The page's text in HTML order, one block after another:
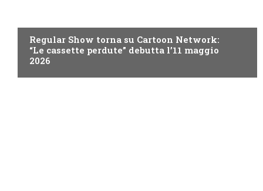
Regular Show torna su Cartoon Network:
“Le cassette perdute” debutta l’11 maggio
2026